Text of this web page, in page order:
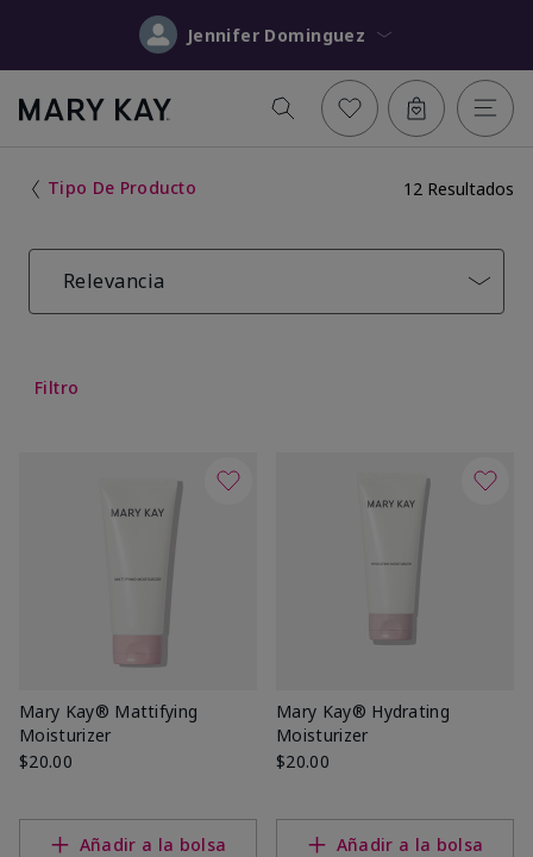
Jennifer Dominguez
Tipo De Producto 12 Resultados
Relevancia
Filtro
Mary Kay® Mattifying
Moisturizer
$20.00
Añadir a la bolsa
Mary Kay® Hydrating
Moisturizer
$20.00
Añadir a la bolsa